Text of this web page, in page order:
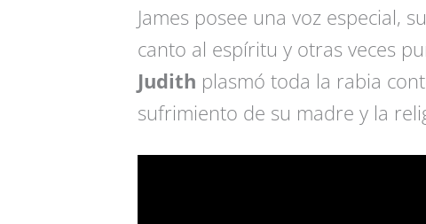
James posee una voz especial,
canto al espíritu y otras veces
Judith plasmó toda la rabia
sufrimiento de su madre y la